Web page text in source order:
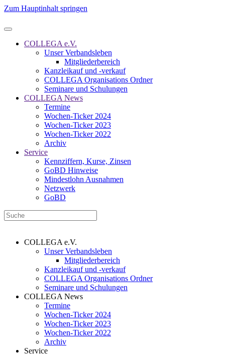
Zum Hauptinhalt springen
COLLEGA e.V.
Unser Verbandsleben
Mitgliederbereich
Kanzleikauf und -verkauf
COLLEGA Organisations Ordner
Seminare und Schulungen
COLLEGA News
Termine
Wochen-Ticker 2024
Wochen-Ticker 2023
Wochen-Ticker 2022
Archiv
Service
Kennziffern, Kurse, Zinsen
GoBD Hinweise
Mindestlohn Ausnahmen
Netzwerk
GoBD
COLLEGA e.V.
Unser Verbandsleben
Mitgliederbereich
Kanzleikauf und -verkauf
COLLEGA Organisations Ordner
Seminare und Schulungen
COLLEGA News
Termine
Wochen-Ticker 2024
Wochen-Ticker 2023
Wochen-Ticker 2022
Archiv
Service